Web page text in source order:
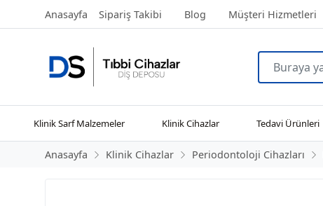
Anasayfa Sipariş Takibi Blog Müşteri Hizmetleri
Klinik Sarf Malzemeler Klinik Cihazlar Tedavi Ürünleri
Anasayfa Klinik Cihazlar Periodontoloji Cihazları